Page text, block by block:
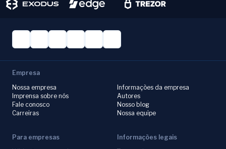
Empresa
Nossa empresa
Imprensa sobre nós
Fale conosco
Carreiras
Informações da empresa
Autores
Nosso blog
Nossa equipe
Para empresas
Informações legais